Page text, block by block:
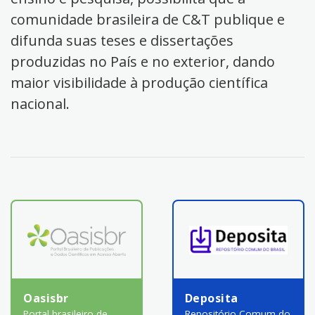
comunidade brasileira de C&T publique e
difunda suas teses e dissertações
produzidas no País e no exterior, dando
maior visibilidade à produção científica
nacional.
Oasisbr Deposita